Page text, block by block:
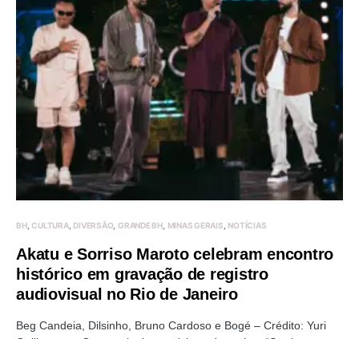
BH CULTURA DIVERSÃO GRANDE BH MINAS GERAIS NOTÍCIAS
Akatu e Sorriso Maroto celebram encontro
histórico em gravação de registro
audiovisual no Rio de Janeiro
Beg Candeia, Dilsinho, Bruno Cardoso e Bogé – Crédito: Yuri